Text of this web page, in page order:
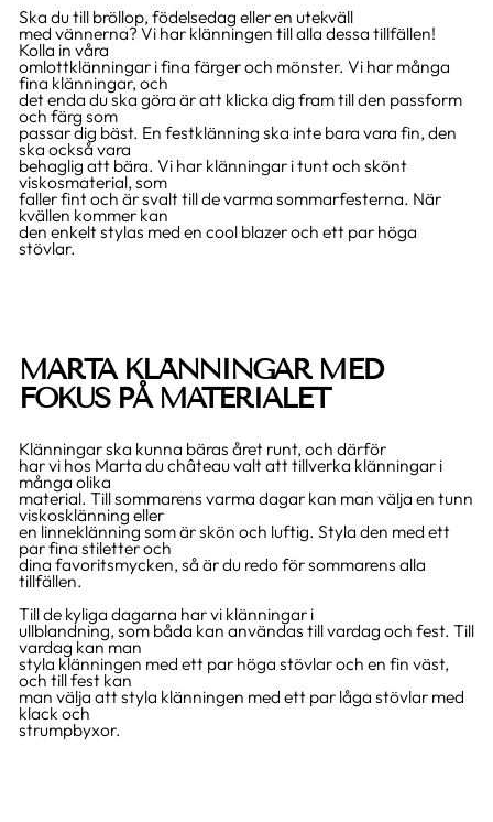
Ska du till bröllop, födelsedag eller en utekväll
med vännerna? Vi har klänningen till alla dessa tillfällen!
Kolla in våra
omlottklänningar i fina färger och mönster. Vi har många
fina klänningar, och
det enda du ska göra är att klicka dig fram till den passform
och färg som
passar dig bäst. En festklänning ska inte bara vara fin, den
ska också vara
behaglig att bära. Vi har klänningar i tunt och skönt
viskosmaterial, som
faller fint och är svalt till de varma sommarfesterna. När
kvällen kommer kan
den enkelt stylas med en cool blazer och ett par höga
stövlar.
MARTA KLÄNNINGAR MED
FOKUS PÅ MATERIALET
Klänningar ska kunna bäras året runt, och därför
har vi hos Marta du château valt att tillverka klänningar i
många olika
material. Till sommarens varma dagar kan man välja en tunn
viskosklänning eller
en linneklänning som är skön och luftig. Styla den med ett
par fina stiletter och
dina favoritsmycken, så är du redo för sommarens alla
tillfällen.
Till de kyliga dagarna har vi klänningar i
ullblandning, som båda kan användas till vardag och fest. Till
vardag kan man
styla klänningen med ett par höga stövlar och en fin väst,
och till fest kan
man välja att styla klänningen med ett par låga stövlar med
klack och
strumpbyxor.